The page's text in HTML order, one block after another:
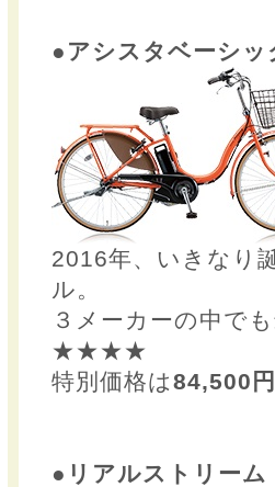
●アシスタベー
2016年、いきなり
ル。
３メーカーの中で
★★★★
特別価格は84,500円
●リアルストリー